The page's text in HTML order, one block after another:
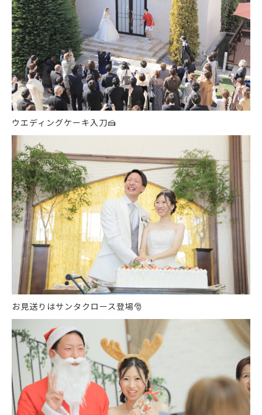
ウエディングケーキ入刀🍰
お見送りはサンタクロース登場🎅